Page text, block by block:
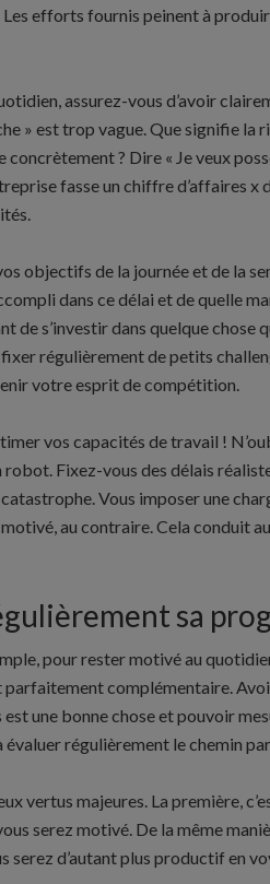
Les efforts fournis peinent à
assurez-vous d’avoir
» est trop vague. Que signifie la
concrètement ? Dire « Je veux
fasse un chiffre d’affaires
objectifs de la journée et de la
dans ce délai et de quelle
de s’investir dans quelque chose
fixer régulièrement de petits
votre esprit de compétition.
vos capacités de travail !
robot. Fixez-vous des délais
Vous imposer une
au contraire. Cela conduit
sa
pour rester motivé au
parfaitement complémentaire.
une bonne chose et pouvoir
évaluer régulièrement le chemin
vertus majeures. La première,
serez motivé. De la même
serez d’autant plus productif en